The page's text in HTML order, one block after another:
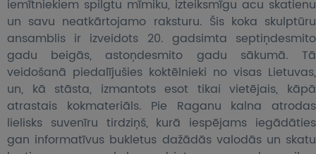
iemītniekiem spilgtu mīmiku, izteiksmīgu acu skatienu
un savu neatkārtojamo raksturu. Šis koka skulptūru
ansamblis ir izveidots 20. gadsimta septiņdesmito
gadu beigās, astoņdesmito gadu sākumā. Tā
veidošanā piedalījušies koktēlnieki no visas Lietuvas,
un, kā stāsta, izmantots esot tikai vietējais, kāpā
atrastais kokmateriāls. Pie Raganu kalna atrodas
lielisks suvenīru tirdziņš, kurā iespējams iegādāties
gan informatīvus bukletus dažādās valodās un skatu